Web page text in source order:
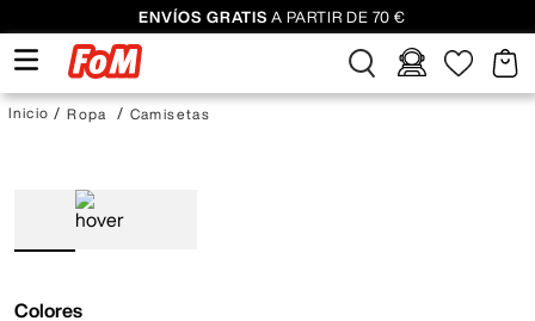
ENVÍOS GRATIS A PARTIR DE 70 €
Ropa Camisetas
Colores